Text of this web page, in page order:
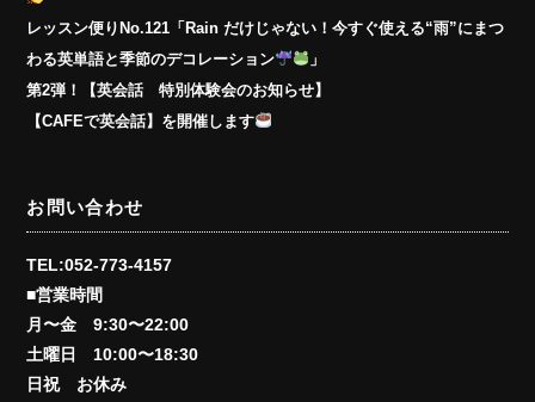
レッスン便りNo.121「Rain だけじゃない！今すぐ使える“雨”にまつ
わる英単語と季節のデコレーション
」
第2弾！【英会話 特別体験会のお知らせ】
【CAFEで英会話】を開催します
お問い合わせ
TEL:052-773-4157
■営業時間
月〜金 9:30〜22:00
土曜日 10:00〜18:30
日祝 お休み